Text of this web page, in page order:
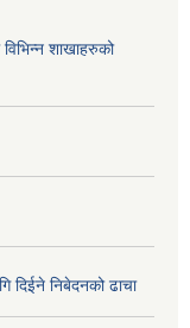
शाखाहरुको
दिईने निबेदनको ढाचा